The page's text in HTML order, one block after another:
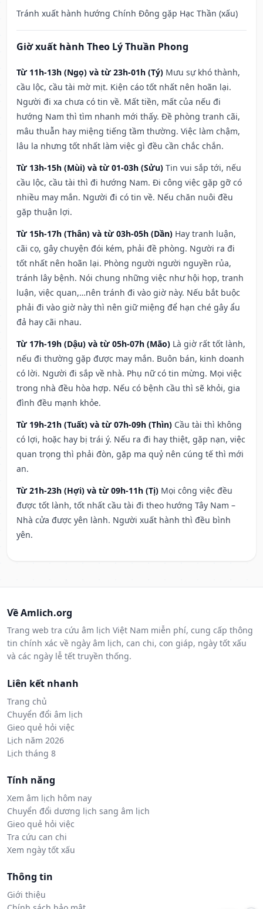
Tránh xuất hành hướng Chính Đông gặp Hạc Thần (xấu)
Giờ xuất hành Theo Lý Thuần Phong
Từ 11h-13h (Ngọ) và từ 23h-01h (Tý) Mưu sự khó thành,
cầu lộc, cầu tài mờ mịt. Kiện cáo tốt nhất nên hoãn lại.
Người đi xa chưa có tin về. Mất tiền, mất của nếu đi
hướng Nam thì tìm nhanh mới thấy. Đề phòng tranh cãi,
mâu thuẫn hay miệng tiếng tầm thường. Việc làm chậm,
lâu la nhưng tốt nhất làm việc gì đều cần chắc chắn.
Từ 13h-15h (Mùi) và từ 01-03h (Sửu) Tin vui sắp tới, nếu
cầu lộc, cầu tài thì đi hướng Nam. Đi công việc gặp gỡ có
nhiều may mắn. Người đi có tin về. Nếu chăn nuôi đều
gặp thuận lợi.
Từ 15h-17h (Thân) và từ 03h-05h (Dần) Hay tranh luận,
cãi cọ, gây chuyện đói kém, phải đề phòng. Người ra đi
tốt nhất nên hoãn lại. Phòng người người nguyền rủa,
tránh lây bệnh. Nói chung những việc như hội họp, tranh
luận, việc quan,…nên tránh đi vào giờ này. Nếu bắt buộc
phải đi vào giờ này thì nên giữ miệng để hạn ché gây ẩu
đả hay cãi nhau.
Từ 17h-19h (Dậu) và từ 05h-07h (Mão) Là giờ rất tốt lành,
nếu đi thường gặp được may mắn. Buôn bán, kinh doanh
có lời. Người đi sắp về nhà. Phụ nữ có tin mừng. Mọi việc
trong nhà đều hòa hợp. Nếu có bệnh cầu thì sẽ khỏi, gia
đình đều mạnh khỏe.
Từ 19h-21h (Tuất) và từ 07h-09h (Thìn) Cầu tài thì không
có lợi, hoặc hay bị trái ý. Nếu ra đi hay thiệt, gặp nạn, việc
quan trọng thì phải đòn, gặp ma quỷ nên cúng tế thì mới
an.
Từ 21h-23h (Hợi) và từ 09h-11h (Tị) Mọi công việc đều
được tốt lành, tốt nhất cầu tài đi theo hướng Tây Nam –
Nhà cửa được yên lành. Người xuất hành thì đều bình
yên.
Về Amlich.org
Trang web tra cứu âm lịch Việt Nam miễn phí, cung cấp thông
tin chính xác về ngày âm lịch, can chi, con giáp, ngày tốt xấu
và các ngày lễ tết truyền thống.
Liên kết nhanh
Trang chủ
Chuyển đổi âm lịch
Gieo quẻ hỏi việc
Lịch năm 2026
Lịch tháng 8
Tính năng
Xem âm lịch hôm nay
Chuyển đổi dương lịch sang âm lịch
Gieo quẻ hỏi việc
Tra cứu can chi
Xem ngày tốt xấu
Thông tin
Giới thiệu